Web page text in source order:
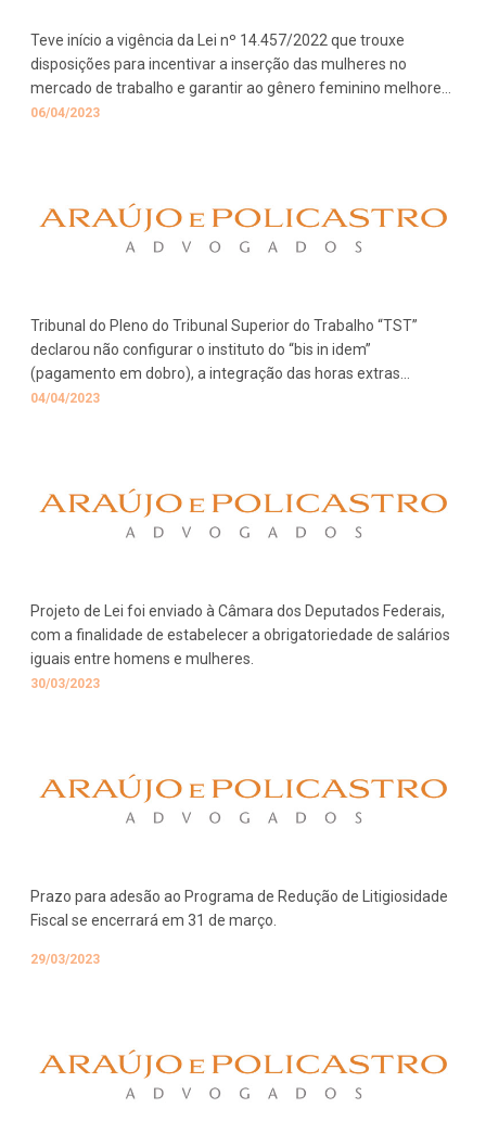
Teve início a vigência da Lei nº 14.457/2022 que trouxe
disposições para incentivar a inserção das mulheres no
mercado de trabalho e garantir ao gênero feminino melhores
condições de trabalho.
06/04/2023
Tribunal do Pleno do Tribunal Superior do Trabalho “TST”
declarou não configurar o instituto do “bis in idem”
(pagamento em dobro), a integração das horas extras
habitualmente prestadas no Recesso Semana Remunerado
04/04/2023
Projeto de Lei foi enviado à Câmara dos Deputados Federais,
com a finalidade de estabelecer a obrigatoriedade de salários
iguais entre homens e mulheres.
30/03/2023
Prazo para adesão ao Programa de Redução de Litigiosidade
Fiscal se encerrará em 31 de março.
29/03/2023